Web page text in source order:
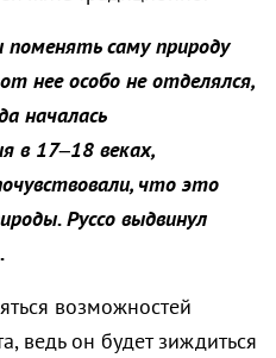
поменять саму природу
нее особо не отделялся,
началась
в 17–18 веках,
что это
Руссо выдвинул
возможностей
ведь он будет зиждиться